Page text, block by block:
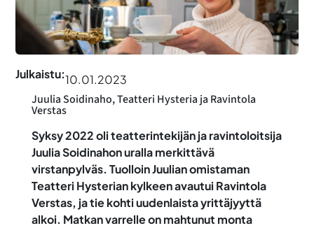
Julkaistu:10.01.2023
Juulia Soidinaho, Teatteri Hysteria ja Ravintola
Verstas
Syksy 2022 oli teatterintekijän ja ravintoloitsija
Juulia Soidinahon uralla merkittävä
virstanpylväs. Tuolloin Juulian omistaman
Teatteri Hysterian kylkeen avautui Ravintola
Verstas, ja tie kohti uudenlaista yrittäjyyttä
alkoi. Matkan varrelle on mahtunut monta